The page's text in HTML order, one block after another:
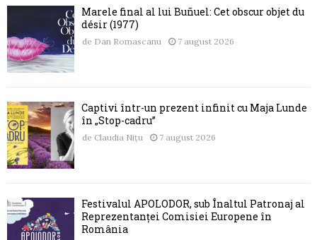
Marele final al lui Buñuel: Cet obscur objet du
désir (1977)
de Dan Romascanu 7 august 2026
Captivi într-un prezent infinit cu Maja Lunde
în „Stop-cadru”
de Claudia Nițu 7 august 2026
Festivalul APOLODOR, sub Înaltul Patronaj al
Reprezentanței Comisiei Europene în
România